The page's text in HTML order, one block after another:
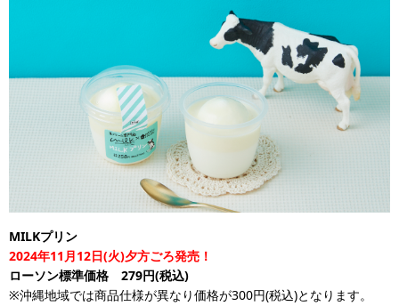
MILKプリン
2024年11月12日(火)夕方ごろ発売！
ローソン標準価格 279円(税込)
※沖縄地域では商品仕様が異なり価格が300円(税込)となります。